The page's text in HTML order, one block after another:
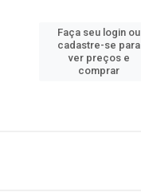
Faça seu login ou
cadastre-se para
ver preços e
comprar